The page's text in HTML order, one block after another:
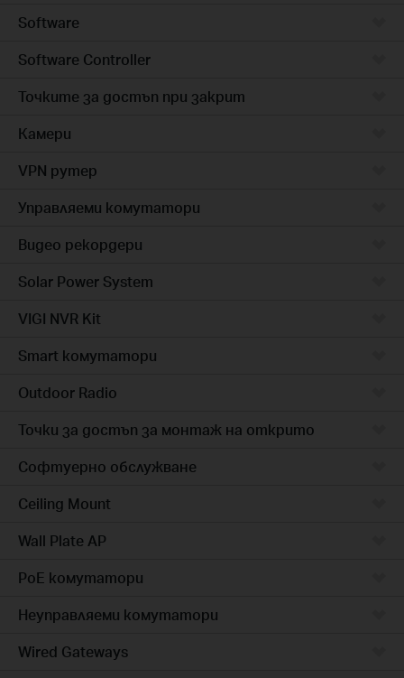
Software
Software Controller
Точките за достъп при закрит
Камери
VPN рутер
Управляеми комутатори
Видео рекордери
Solar Power System
VIGI NVR Kit
Smart комутатори
Outdoor Radio
Точки за достъп за монтаж на открито
Софтуерно обслужване
Ceiling Mount
Wall Plate AP
PoE комутатори
Неуправляеми комутатори
Wired Gateways